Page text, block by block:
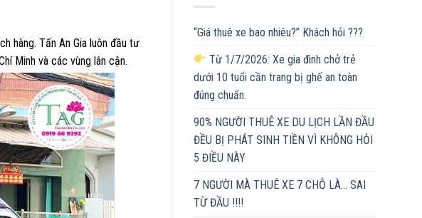
hàng. Tấn An Gia luôn đầu tư
Minh và các vùng lân cận.
“Giá thuê xe bao nhiêu?” Khách hỏi ???
Từ 1/7/2026: Xe gia đình chở trẻ
dưới 10 tuổi cần trang bị ghế an toàn
đúng chuẩn.
90% NGƯỜI THUÊ XE DU LỊCH LẦN ĐẦU
ĐỀU BỊ PHÁT SINH TIỀN VÌ KHÔNG HỎI
5 ĐIỀU NÀY
7 NGƯỜI MÀ THUÊ XE 7 CHỖ LÀ… SAI
TỪ ĐẦU !!!!